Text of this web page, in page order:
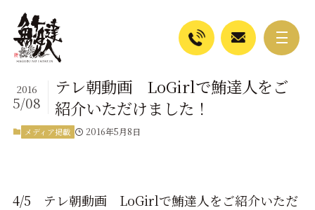
テレ朝動画 LoGirlで鮪達人をご
紹介いただけました！
2016
5/08
メディア掲載 2016年5月8日
4/5 テレ朝動画 LoGirlで鮪達人をご紹介いただ